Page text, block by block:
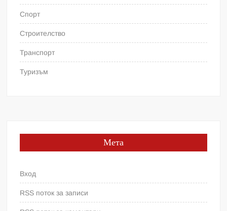
Спорт
Строителство
Транспорт
Туризъм
Мета
Вход
RSS поток за записи